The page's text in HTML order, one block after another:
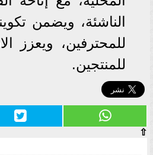
الناشئة، ويضمن
للمحترفين، ويعزز
للمنتجين.
⇧